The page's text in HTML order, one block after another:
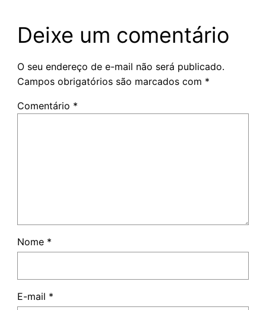
Deixe um comentário
O seu endereço de e-mail não será publicado.
Campos obrigatórios são marcados com *
Comentário *
Nome *
E-mail *